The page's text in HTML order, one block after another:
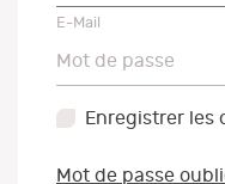
E-Mail
Mot de passe
Mot de passe
Enregistrer les
Mot de passe